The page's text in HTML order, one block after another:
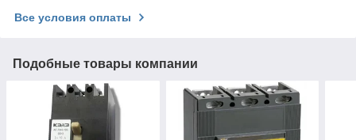
Все условия оплаты
Подобные товары компании